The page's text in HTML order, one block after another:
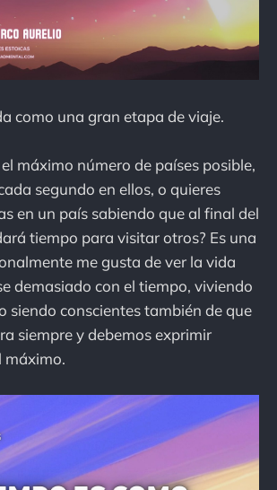
como una gran etapa de viaje.
máximo número de países posible,
segundo en ellos, o quieres
en un país sabiendo que al final del
tiempo para visitar otros? Es una
me gusta de ver la vida
demasiado con el tiempo, viviendo
siendo conscientes también de que
siempre y debemos exprimir
máximo.